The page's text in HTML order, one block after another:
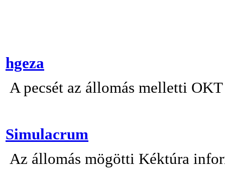
hgeza
A pecsét az állomás melletti
Simulacrum
Az állomás mögötti Kéktúra